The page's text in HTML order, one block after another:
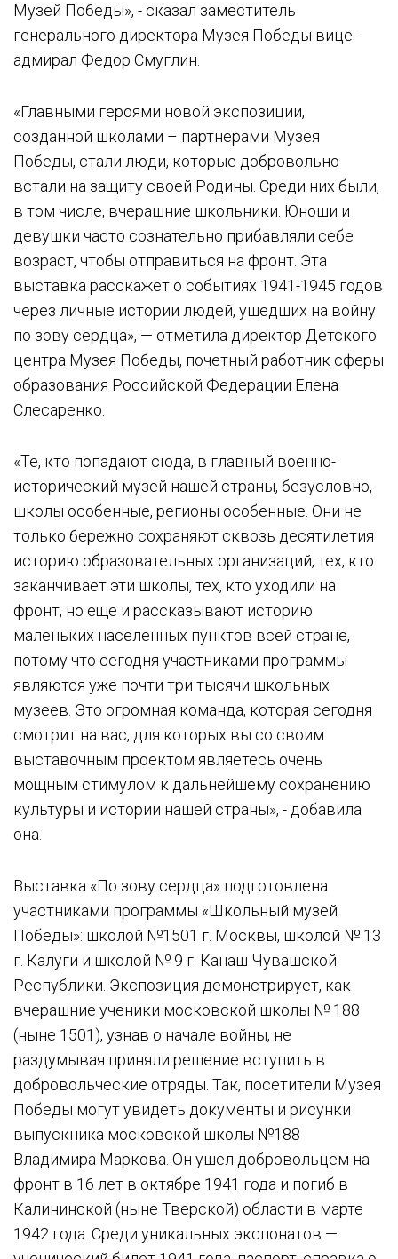
Музей Победы», - сказал заместитель
генерального директора Музея Победы вице-
адмирал Федор Смуглин.
«Главными героями новой экспозиции,
созданной школами – партнерами Музея
Победы, стали люди, которые добровольно
встали на защиту своей Родины. Среди них были,
в том числе, вчерашние школьники. Юноши и
девушки часто сознательно прибавляли себе
возраст, чтобы отправиться на фронт. Эта
выставка расскажет о событиях 1941-1945 годов
через личные истории людей, ушедших на войну
по зову сердца», — отметила директор Детского
центра Музея Победы, почетный работник сферы
образования Российской Федерации Елена
Слесаренко.
«Те, кто попадают сюда, в главный военно-
исторический музей нашей страны, безусловно,
школы особенные, регионы особенные. Они не
только бережно сохраняют сквозь десятилетия
историю образовательных организаций, тех, кто
заканчивает эти школы, тех, кто уходили на
фронт, но еще и рассказывают историю
маленьких населенных пунктов всей стране,
потому что сегодня участниками программы
являются уже почти три тысячи школьных
музеев. Это огромная команда, которая сегодня
смотрит на вас, для которых вы со своим
выставочным проектом являетесь очень
мощным стимулом к дальнейшему сохранению
культуры и истории нашей страны», - добавила
она.
Выставка «По зову сердца» подготовлена
участниками программы «Школьный музей
Победы»: школой №1501 г. Москвы, школой № 13
г. Калуги и школой № 9 г. Канаш Чувашской
Республики. Экспозиция демонстрирует, как
вчерашние ученики московской школы № 188
(ныне 1501), узнав о начале войны, не
раздумывая приняли решение вступить в
добровольческие отряды. Так, посетители Музея
Победы могут увидеть документы и рисунки
выпускника московской школы №188
Владимира Маркова. Он ушел добровольцем на
фронт в 16 лет в октябре 1941 года и погиб в
Калининской (ныне Тверской) области в марте
1942 года. Среди уникальных экспонатов —